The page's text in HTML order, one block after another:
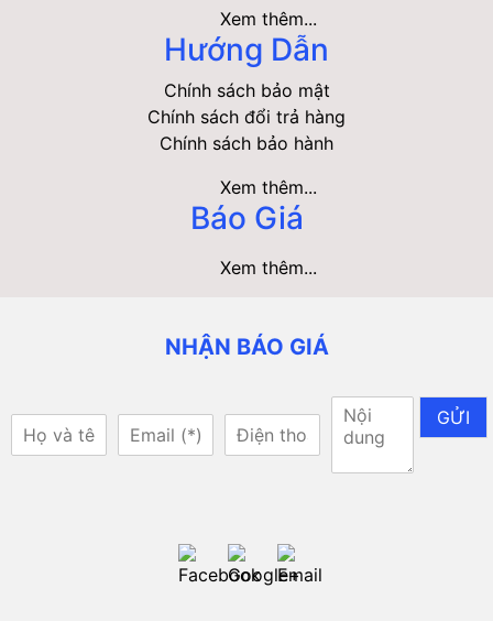
Xem thêm...
Hướng Dẫn
Chính sách bảo mật
Chính sách đổi trả hàng
Chính sách bảo hành
Xem thêm...
Báo Giá
Xem thêm...
NHẬN BÁO GIÁ
GỬI